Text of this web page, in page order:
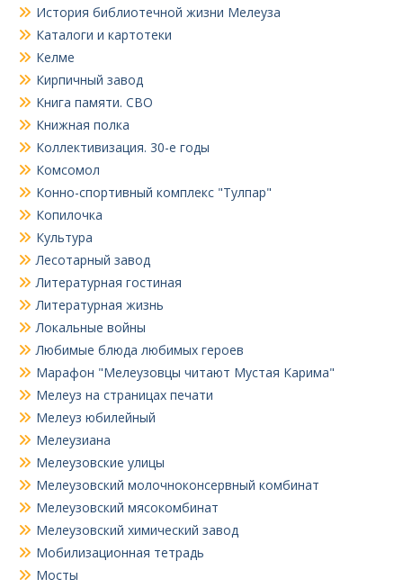
История библиотечной жизни Мелеуза
Каталоги и картотеки
Келме
Кирпичный завод
Книга памяти. СВО
Книжная полка
Коллективизация. 30-е годы
Комсомол
Конно-спортивный комплекс "Тулпар"
Копилочка
Культура
Лесотарный завод
Литературная гостиная
Литературная жизнь
Локальные войны
Любимые блюда любимых героев
Марафон "Мелеузовцы читают Мустая Карима"
Мелеуз на страницах печати
Мелеуз юбилейный
Мелеузиана
Мелеузовские улицы
Мелеузовский молочноконсервный комбинат
Мелеузовский мясокомбинат
Мелеузовский химический завод
Мобилизационная тетрадь
Мосты